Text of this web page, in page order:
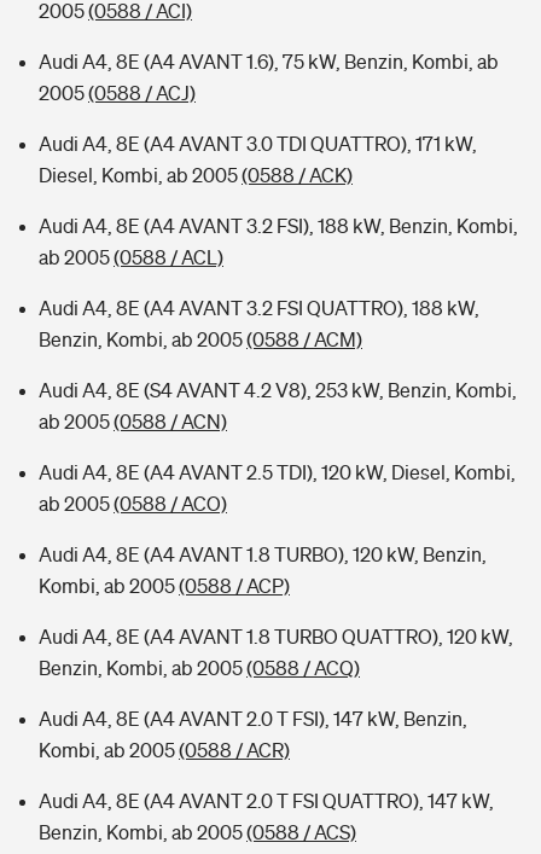
2005(0588 / ACI)
Audi A4, 8E (A4 AVANT 1.6), 75 kW, Benzin, Kombi, ab
2005(0588 / ACJ)
Audi A4, 8E (A4 AVANT 3.0 TDI QUATTRO), 171 kW,
Diesel, Kombi, ab 2005(0588 / ACK)
Audi A4, 8E (A4 AVANT 3.2 FSI), 188 kW, Benzin, Kombi,
ab 2005(0588 / ACL)
Audi A4, 8E (A4 AVANT 3.2 FSI QUATTRO), 188 kW,
Benzin, Kombi, ab 2005(0588 / ACM)
Audi A4, 8E (S4 AVANT 4.2 V8), 253 kW, Benzin, Kombi,
ab 2005(0588 / ACN)
Audi A4, 8E (A4 AVANT 2.5 TDI), 120 kW, Diesel, Kombi,
ab 2005(0588 / ACO)
Audi A4, 8E (A4 AVANT 1.8 TURBO), 120 kW, Benzin,
Kombi, ab 2005(0588 / ACP)
Audi A4, 8E (A4 AVANT 1.8 TURBO QUATTRO), 120 kW,
Benzin, Kombi, ab 2005(0588 / ACQ)
Audi A4, 8E (A4 AVANT 2.0 T FSI), 147 kW, Benzin,
Kombi, ab 2005(0588 / ACR)
Audi A4, 8E (A4 AVANT 2.0 T FSI QUATTRO), 147 kW,
Benzin, Kombi, ab 2005(0588 / ACS)